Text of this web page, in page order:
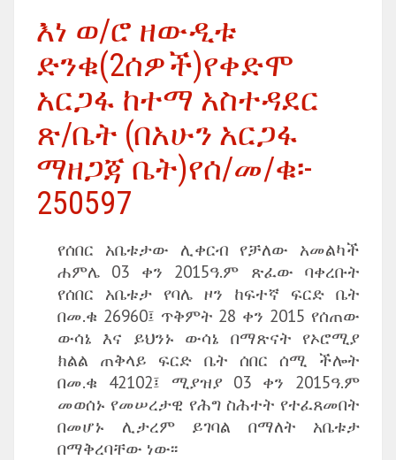
እነ ወ/ሮ ዘውዲቱ
ድንቁ(2ሰዎች)የቀድሞ
አርጋፋ ከተማ አስተዳደር
ጽ/ቤት (በአሁን አርጋፋ
ማዘጋጃ ቤት)የሰ/መ/ቁ፡-
250597
የሰበር አቤቱታው ሊቀርብ የቻለው አመልካች
ሐምሌ 03 ቀን 2015ዓ.ም ጽፈው ባቀረቡት
የሰበር አቤቱታ የባሌ ዞን ከፍተኛ ፍርድ ቤት
በመ.ቁ 26960፤ ጥቅምት 28 ቀን 2015 የሰጠው
ውሳኔ እና ይህንኑ ውሳኔ በማጽናት የኦሮሚያ
ክልል ጠቅላይ ፍርድ ቤት ሰበር ሰሚ ችሎት
በመ.ቁ 42102፤ ሚያዝያ 03 ቀን 2015ዓ.ም
መወሰኑ የመሠረታዊ የሕግ ስሕተት የተፈጸመበት
በመሆኑ ሊታረም ይገባል በማለት አቤቱታ
በማቅረባቸው ነው፡፡